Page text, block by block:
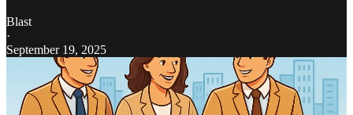
Blast
·
September 19, 2025